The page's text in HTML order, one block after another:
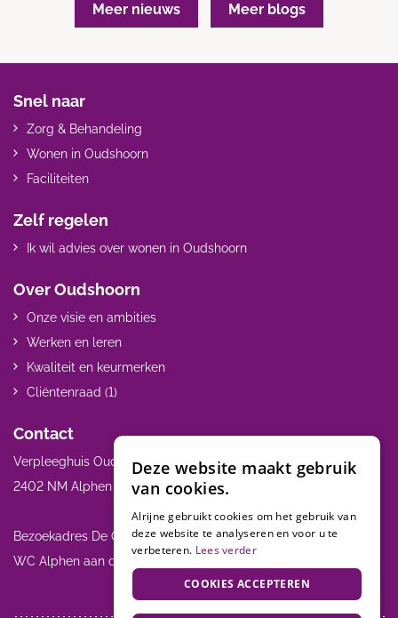
Meer nieuws Meer blogs
Snel naar
Zorg & Behandeling
Wonen in Oudshoorn
Faciliteiten
Zelf regelen
Ik wil advies over wonen in Oudshoorn
Over Oudshoorn
Onze visie en ambities
Werken en leren
Kwaliteit en keurmerken
Cliëntenraad (1)
Contact
Verpleeghuis Oudshoorn Henry Dunantweg 21
2402 NM Alphen a/d Rijn 0172 467 000
Bezoekadres De Oever: Alrijne Ziekenhuis Meteoorlaan 4 2402
WC Alphen aan den Rijn
Deze website maakt gebruik
van cookies.
Alrijne gebruikt cookies om het gebruik van
deze website te analyseren en voor u te
verbeteren. Lees verder
COOKIES ACCEPTEREN